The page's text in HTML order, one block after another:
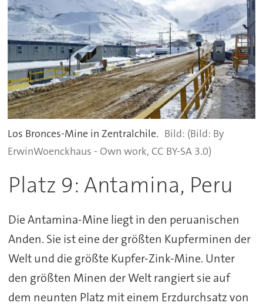
Los Bronces-Mine in Zentralchile.
(Bild: By
ErwinWoenckhaus - Own work, CC BY-SA 3.0)
Platz 9: Antamina, Peru
Die Antamina-Mine liegt in den peruanischen
Anden. Sie ist eine der größten Kupferminen der
Welt und die größte Kupfer-Zink-Mine. Unter
den größten Minen der Welt rangiert sie auf
dem neunten Platz mit einem Erzdurchsatz von